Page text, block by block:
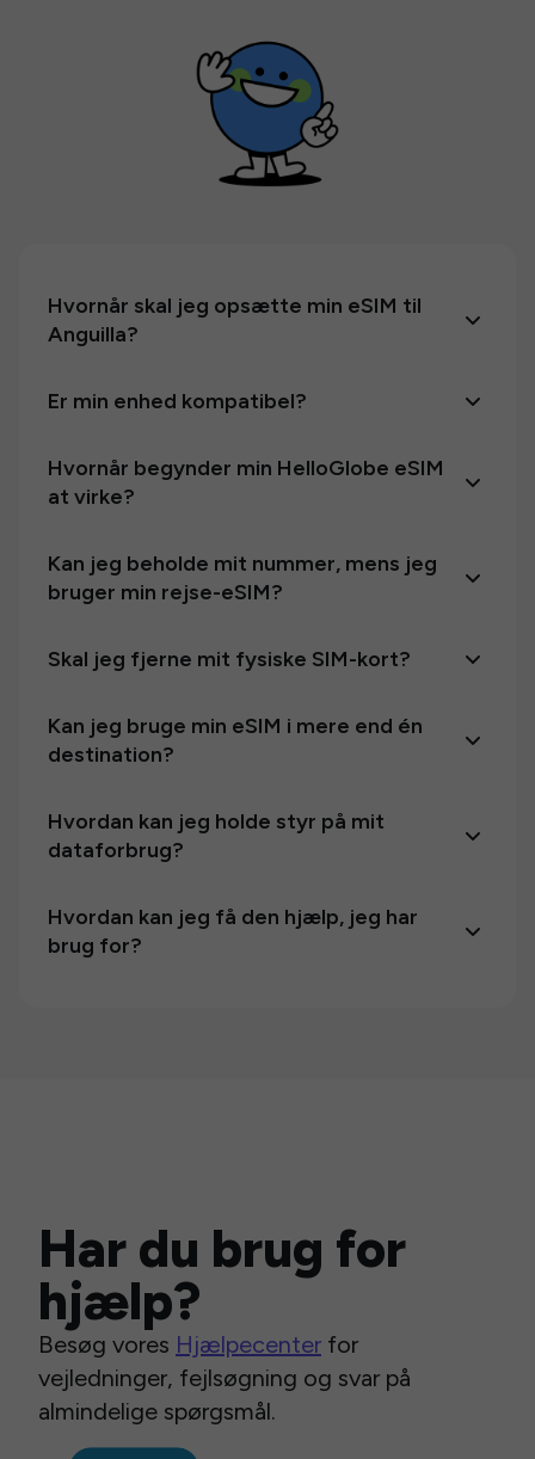
Hvornår skal jeg opsætte min eSIM til
Anguilla?
Er min enhed kompatibel?
Hvornår begynder min HelloGlobe eSIM
at virke?
Kan jeg beholde mit nummer, mens jeg
bruger min rejse-eSIM?
Skal jeg fjerne mit fysiske SIM-kort?
Kan jeg bruge min eSIM i mere end én
destination?
Hvordan kan jeg holde styr på mit
dataforbrug?
Hvordan kan jeg få den hjælp, jeg har
brug for?
Har du brug for
hjælp?
Besøg vores Hjælpecenter for
vejledninger, fejlsøgning og svar på
almindelige spørgsmål.